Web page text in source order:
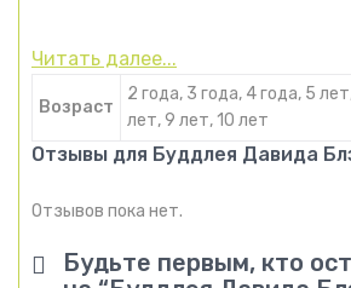
Читать далее...
Возраст
2 года, 3 года, 4 года, 5
лет, 9 лет, 10 лет
Отзывы для Буддлея Давида
Отзывов пока нет.
Будьте первым, кто